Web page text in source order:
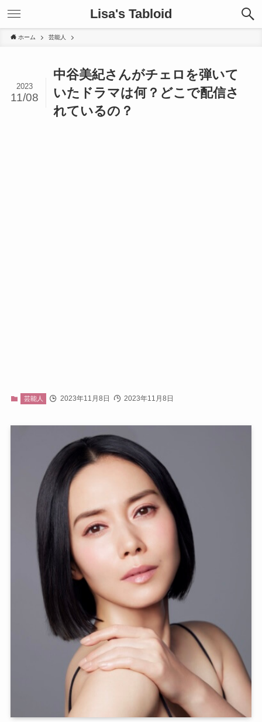
Lisa's Tabloid
ホーム 芸能人
中谷美紀さんがチェロを弾いて
いたドラマは何？どこで配信さ
れているの？
2023
11/08
芸能人 2023年11月8日 2023年11月8日